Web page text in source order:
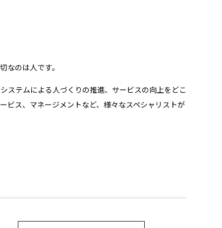
なのは人です。
ステムによる人づくりの推進、サービスの向上をどこ
ビス、マネージメントなど、様々なスペシャリストが